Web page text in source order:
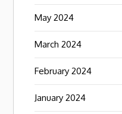
May 2024
March 2024
February 2024
January 2024